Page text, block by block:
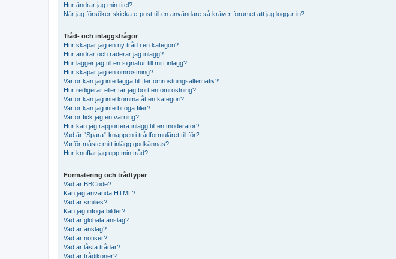
Hur ändrar jag min titel?
När jag försöker skicka e-post till en användare så kräver forumet att jag loggar in?
Tråd- och inläggsfrågor
Hur skapar jag en ny tråd i en kategori?
Hur ändrar och raderar jag inlägg?
Hur lägger jag till en signatur till mitt inlägg?
Hur skapar jag en omröstning?
Varför kan jag inte lägga till fler omröstningsalternativ?
Hur redigerar eller tar jag bort en omröstning?
Varför kan jag inte komma åt en kategori?
Varför kan jag inte bifoga filer?
Varför fick jag en varning?
Hur kan jag rapportera inlägg till en moderator?
Vad är “Spara”-knappen i trådformuläret till för?
Varför måste mitt inlägg godkännas?
Hur knuffar jag upp min tråd?
Formatering och trådtyper
Vad är BBCode?
Kan jag använda HTML?
Vad är smilies?
Kan jag infoga bilder?
Vad är globala anslag?
Vad är anslag?
Vad är notiser?
Vad är låsta trådar?
Vad är trådikoner?